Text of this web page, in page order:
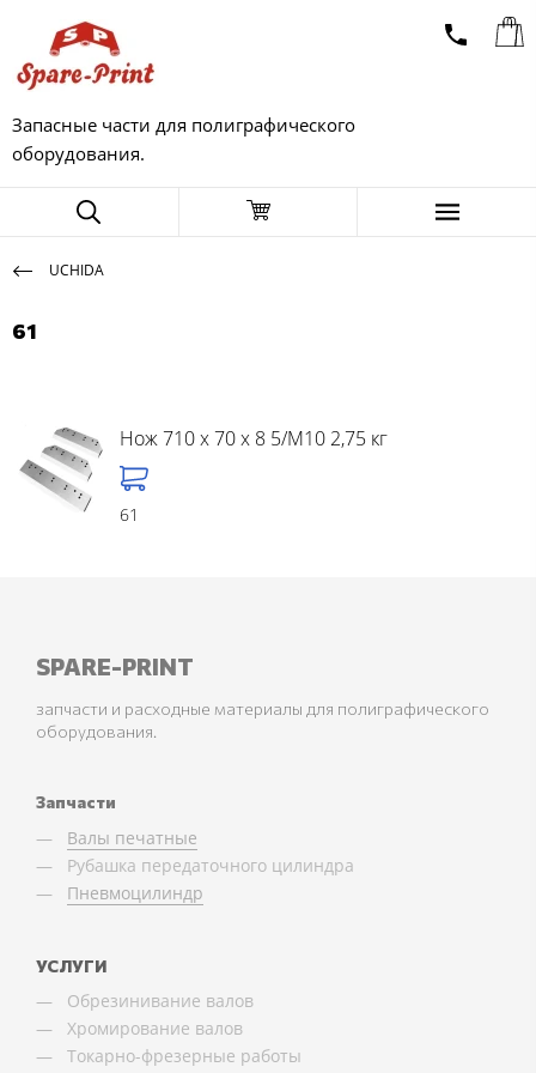
Запасные части для полиграфического
оборудования.
UCHIDA
61
Нож 710 x 70 x 8 5/M10 2,75 кг
61
SPARE-PRINT
запчасти и расходные материалы для полиграфического
оборудования.
Запчасти
Валы печатные
Рубашка передаточного цилиндра
Пневмоцилиндр
УСЛУГИ
Обрезинивание валов
Хромирование валов
Токарно-фрезерные работы